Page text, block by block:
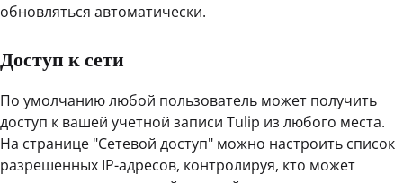
обновляться автоматически.
Доступ к сети
По умолчанию любой пользователь может получить
доступ к вашей учетной записи Tulip из любого места.
На странице "Сетевой доступ" можно настроить список
разрешенных IP-адресов, контролируя, кто может